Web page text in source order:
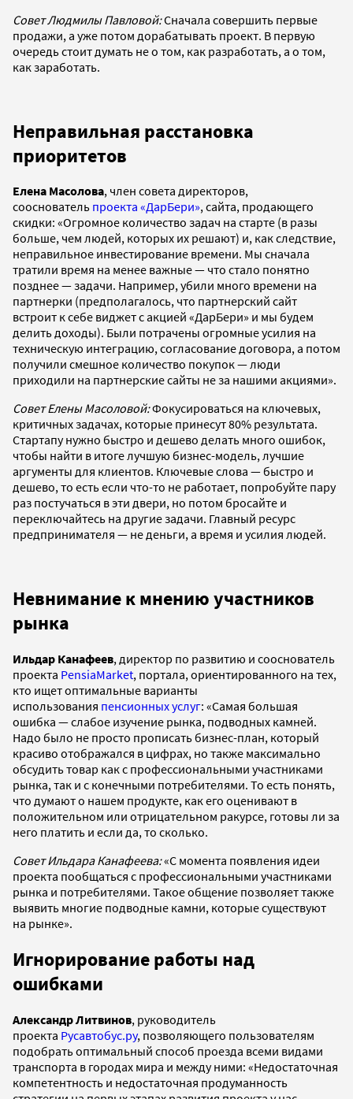
Совет Людмилы Павловой:Сначала совершить первые
продажи, а уже потом дорабатывать проект. В первую
очередь стоит думать не о том, как разработать, а о том,
как заработать.
Неправильная расстановка
приоритетов
Елена Масолова, член совета директоров,
сооснователь проекта «ДарБери», сайта, продающего
скидки: «Огромное количество задач на старте (в разы
больше, чем людей, которых их решают) и, как следствие,
неправильное инвестирование времени. Мы сначала
тратили время на менее важные — что стало понятно
позднее — задачи. Например, убили много времени на
партнерки (предполагалось, что партнерский сайт
встроит к себе виджет с акцией «ДарБери» и мы будем
делить доходы). Были потрачены огромные усилия на
техническую интеграцию, согласование договора, а потом
получили смешное количество покупок — люди
приходили на партнерские сайты не за нашими акциями».
Совет Елены Масоловой:Фокусироваться на ключевых,
критичных задачах, которые принесут 80% результата.
Стартапу нужно быстро и дешево делать много ошибок,
чтобы найти в итоге лучшую бизнес-модель, лучшие
аргументы для клиентов. Ключевые слова — быстро и
дешево, то есть если что-то не работает, попробуйте пару
раз постучаться в эти двери, но потом бросайте и
переключайтесь на другие задачи. Главный ресурс
предпринимателя — не деньги, а время и усилия людей.
Невнимание к мнению участников
рынка
Ильдар Канафеев, директор по развитию и сооснователь
проекта PensiaMarket, портала, ориентированного на тех,
кто ищет оптимальные варианты
использования пенсионных услуг: «Самая большая
ошибка — слабое изучение рынка, подводных камней.
Надо было не просто прописать бизнес-план, который
красиво отображался в цифрах, но также максимально
обсудить товар как с профессиональными участниками
рынка, так и с конечными потребителями. То есть понять,
что думают о нашем продукте, как его оценивают в
положительном или отрицательном ракурсе, готовы ли за
него платить и если да, то сколько.
Совет Ильдара Канафеева:«С момента появления идеи
проекта пообщаться с профессиональными участниками
рынка и потребителями. Такое общение позволяет также
выявить многие подводные камни, которые существуют
на рынке».
Игнорирование работы над
ошибками
Александр Литвинов, руководитель
проекта Русавтобус.ру, позволяющего пользователям
подобрать оптимальный способ проезда всеми видами
транспорта в городах мира и между ними: «Недостаточная
компетентность и недостаточная продуманность